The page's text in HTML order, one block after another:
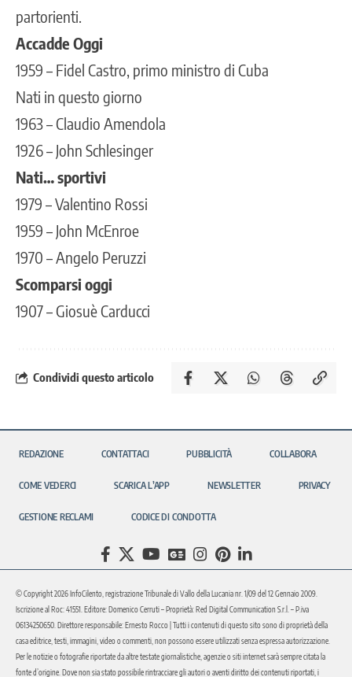
partorienti.
Accadde Oggi
1959 – Fidel Castro, primo ministro di Cuba
Nati in questo giorno
1963 – Claudio Amendola
1926 – John Schlesinger
Nati… sportivi
1979 – Valentino Rossi
1959 – John McEnroe
1970 – Angelo Peruzzi
Scomparsi oggi
1907 – Giosuè Carducci
Condividi questo articolo
REDAZIONE CONTATTACI PUBBLICITÀ COLLABORA
COME VEDERCI SCARICA L’APP NEWSLETTER PRIVACY
GESTIONE RECLAMI CODICE DI CONDOTTA
© Copyright 2026 InfoCilento, registrazione Tribunale di Vallo della Lucania nr. 1/09 del 12 Gennaio 2009.
Iscrizione al Roc: 41551. Editore: Domenico Cerruti – Proprietà: Red Digital Communication S.r.l. – P.iva
06134250650. Direttore responsabile: Ernesto Rocco | Tutti i contenuti di questo sito sono di proprietà della
casa editrice, testi, immagini, video o commenti, non possono essere utilizzati senza espressa autorizzazione.
Per le notizie o fotografie riportate da altre testate giornalistiche, agenzie o siti internet sarà sempre citata la
fonte d’origine. Dove non sia stato possibile rintracciare gli autori o aventi diritto dei contenuti riportati, i